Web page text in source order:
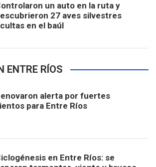
un auto en la ruta y
27 aves silvestres
en el baúl
ENTRE RÍOS
alerta por fuertes
para Entre Ríos
en Entre Ríos: se